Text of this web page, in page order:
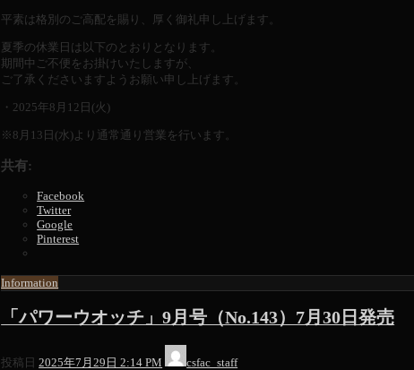
平素は格別のご高配を賜り、厚く御礼申し上げます。
夏季の休業日は以下のとおりとなります。
期間中ご不便をお掛けいたしますが、
ご了承くださいますようお願い申し上げます。
・2025年8月12日(火)
※8月13日(水)より通常通り営業を行います。
共有:
Facebook
Twitter
Google
Pinterest
Information
「パワーウオッチ」9月号（No.143）7月30日発売
投稿日 2025年7月29日 2:14 PM csfac_staff